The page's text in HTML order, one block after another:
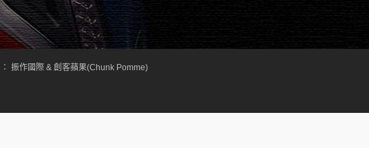
： 振作國際 & 創客蘋果(Chunk Pomme)